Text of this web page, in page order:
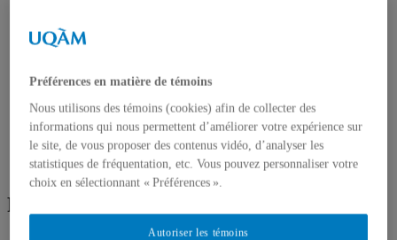
Évènement passé
Tous les articles dans les médias
États-Unis
Missions de paix
Géopolitique
Moyen-Orient et Afrique du Nord
Conflits multidimensionnels
Réseaux sociaux
Préférences en matière de témoins
Nous utilisons des témoins (cookies) afin de collecter des
informations qui nous permettent d’améliorer votre expérience sur
le site, de vous proposer des contenus vidéo, d’analyser les
statistiques de fréquentation, etc. Vous pouvez personnaliser votre
choix en sélectionnant « Préférences ».
Autoriser les témoins